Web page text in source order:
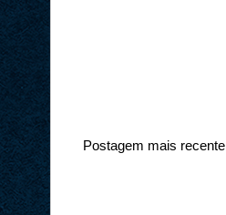
Postagem mais recente